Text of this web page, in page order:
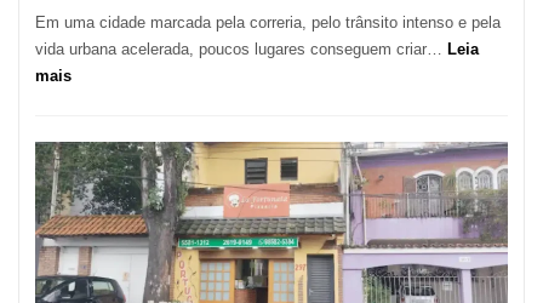
Em uma cidade marcada pela correria, pelo trânsito intenso e pela
vida urbana acelerada, poucos lugares conseguem criar… Leia
mais:
Manga
Se
Tornou
Um
dos
Restaurantes